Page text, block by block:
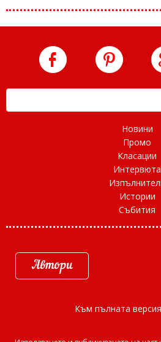
Новини
Промо
Класации
Интервюта
Истории
Събития
Автори
Към пълната